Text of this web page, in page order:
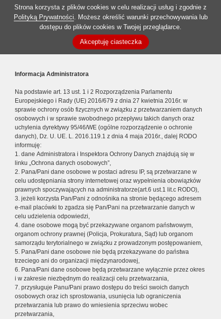
Strona korzysta z plików cookies w celu realizacji usług i zgodnie z
Polityką Prywatności. Możesz określić warunki przechowywania lub
dostępu do plików cookies w Twojej przeglądarce.
Akceptuję ciasteczka
Informacja Administratora
Na podstawie art. 13 ust. 1 i 2 Rozporządzenia Parlamentu
Europejskiego i Rady (UE) 2016/679 z dnia 27 kwietnia 2016r. w
sprawie ochrony osób fizycznych w związku z przetwarzaniem danych
osobowych i w sprawie swobodnego przepływu takich danych oraz
uchylenia dyrektywy 95/46/WE (ogólne rozporządzenie o ochronie
danych), Dz. U. UE. L. 2016.119.1 z dnia 4 maja 2016r., dalej RODO
informuję:
1. dane Administratora i Inspektora Ochrony Danych znajdują się w
linku „Ochrona danych osobowych”,
2. Pana/Pani dane osobowe w postaci adresu IP, są przetwarzane w
celu udostępniania strony internetowej oraz wypełnienia obowiązków
prawnych spoczywających na administratorze(art.6 ust.1 lit.c RODO),
3. jeżeli korzysta Pan/Pani z odnośnika na stronie będącego adresem
e-mail placówki to zgadza się Pan/Pani na przetwarzanie danych w
celu udzielenia odpowiedzi,
4. dane osobowe mogą być przekazywane organom państwowym,
organom ochrony prawnej (Policja, Prokuratura, Sąd) lub organom
samorządu terytorialnego w związku z prowadzonym postępowaniem,
5. Pana/Pani dane osobowe nie będą przekazywane do państwa
trzeciego ani do organizacji międzynarodowej,
6. Pana/Pani dane osobowe będą przetwarzane wyłącznie przez okres
i w zakresie niezbędnym do realizacji celu przetwarzania,
7. przysługuje Panu/Pani prawo dostępu do treści swoich danych
osobowych oraz ich sprostowania, usunięcia lub ograniczenia
przetwarzania lub prawo do wniesienia sprzeciwu wobec
przetwarzania,